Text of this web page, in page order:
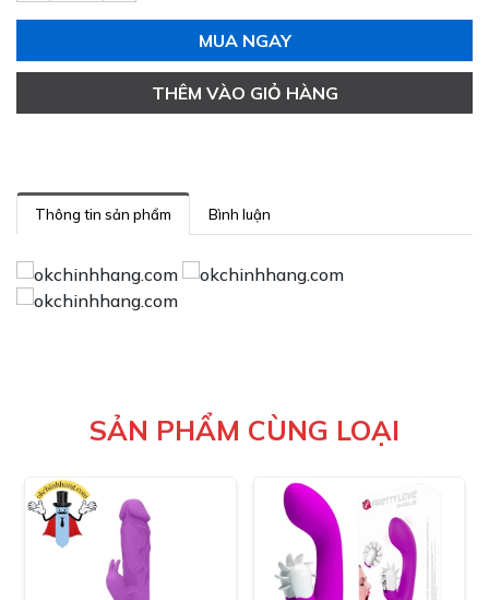
MUA NGAY
THÊM VÀO GIỎ HÀNG
Thông tin sản phẩm Bình luận
SẢN PHẨM CÙNG LOẠI